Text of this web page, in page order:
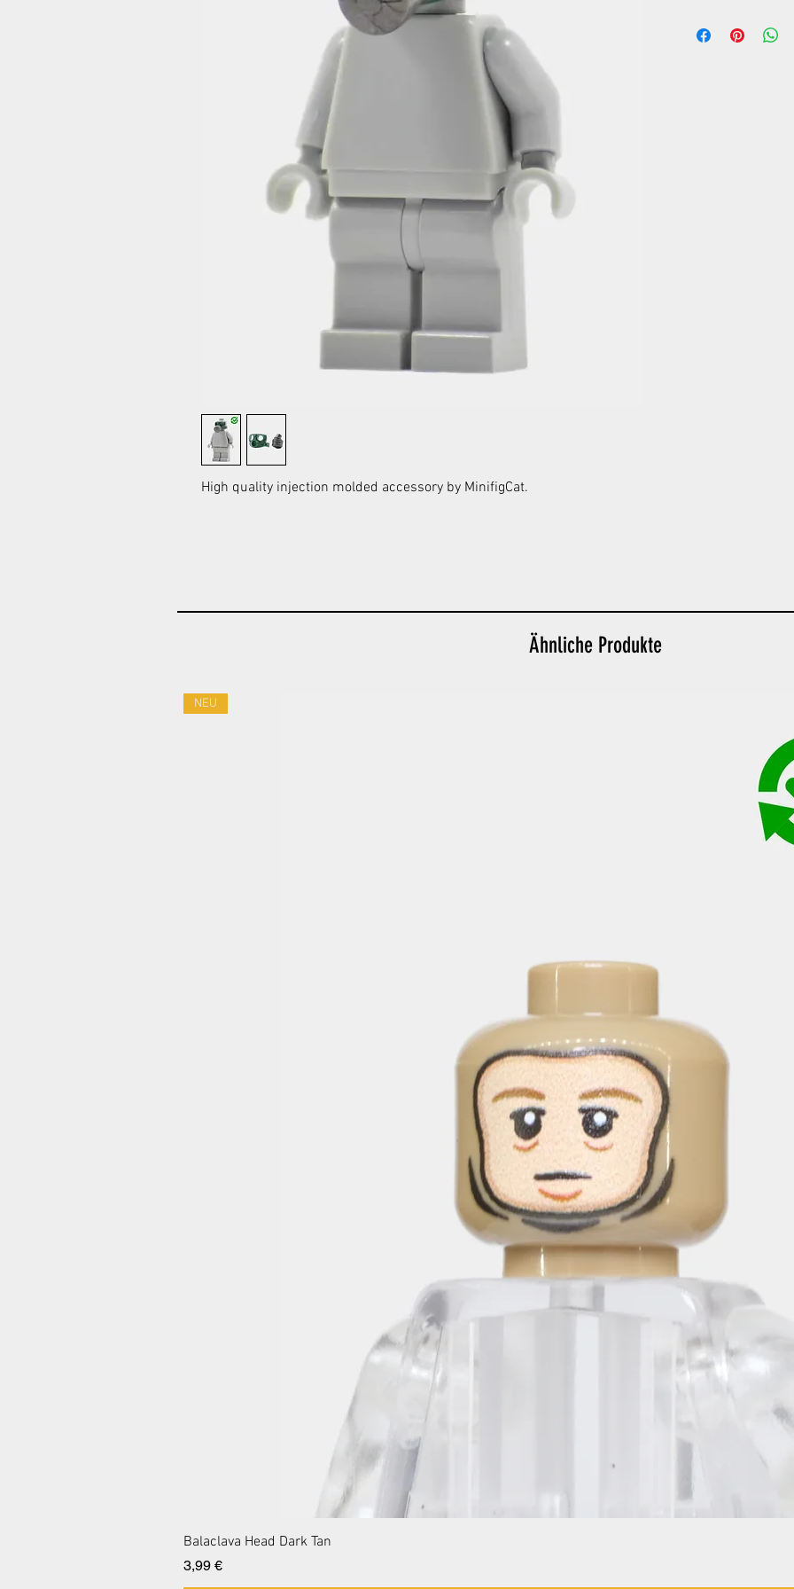
High quality injection molded accessory by MinifigCat.
Ähnliche Produkte
NEU
Balaclava Head Dark Tan
Preis
3,99 €